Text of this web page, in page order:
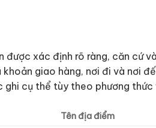
được xác định rõ ràng, căn cứ
giao hàng, nơi đi và nơi
cụ thể tùy theo phương thức
Tên địa điểm